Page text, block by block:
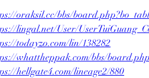
oraksil.cc/bbs/
lingal.net/User/
todayzo.com/lin/138282
whattheppak.com/bbs/
hellgate4.com/lineage2/880